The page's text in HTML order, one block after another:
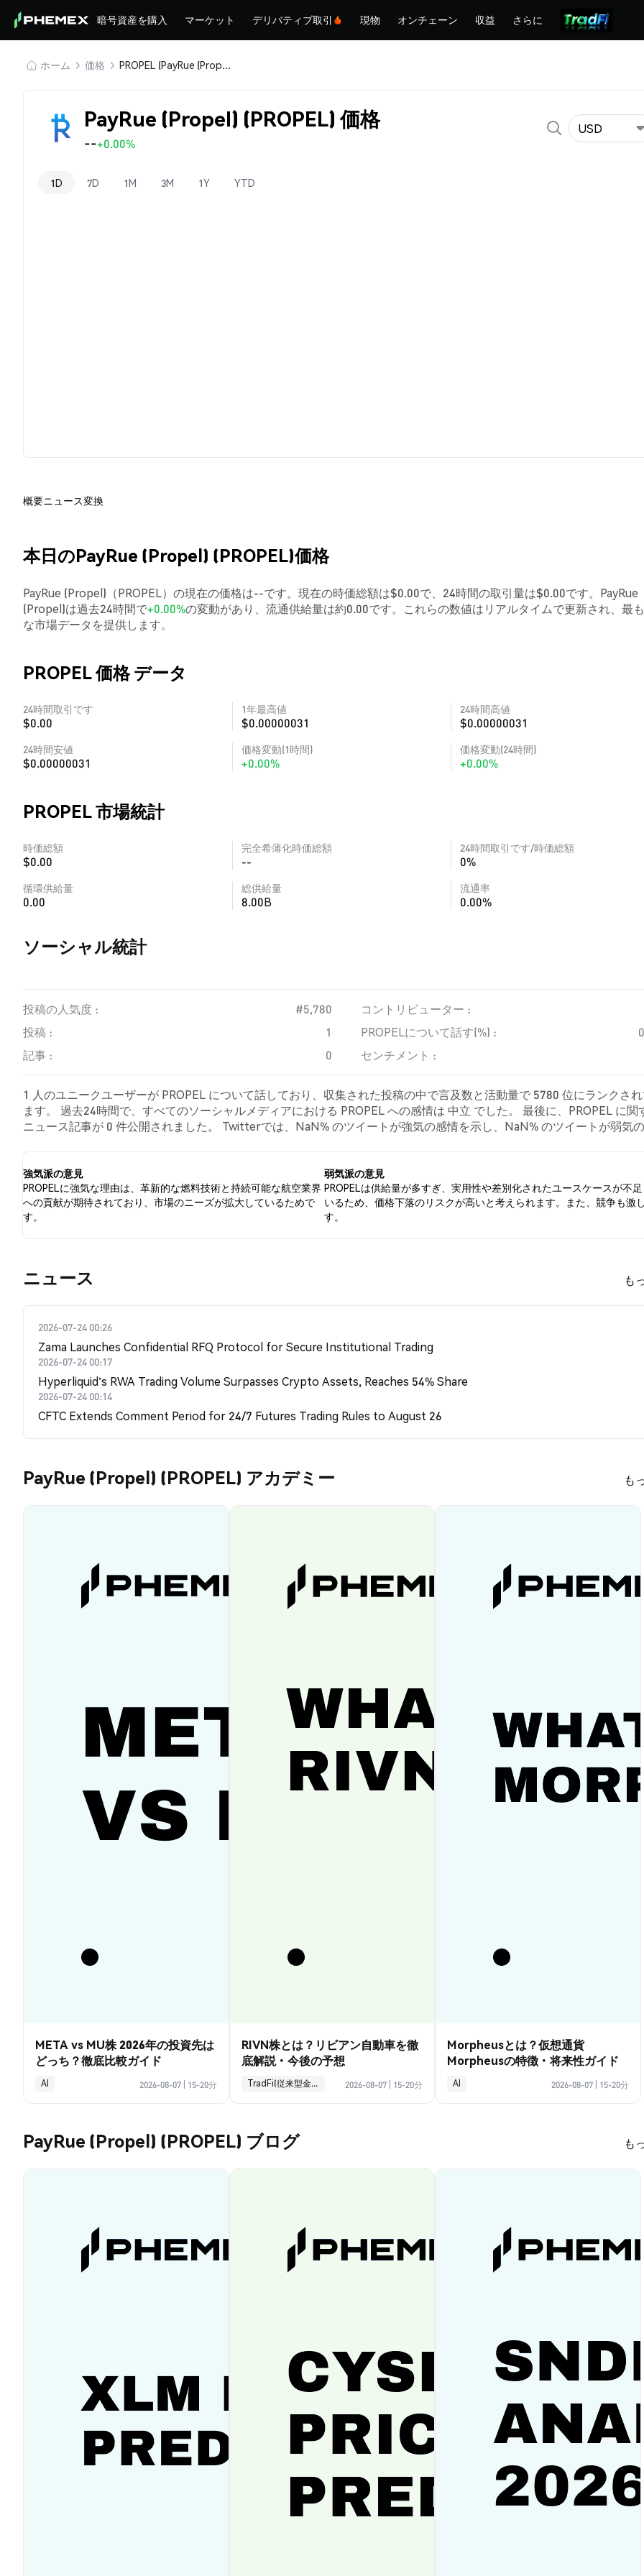
暗号資産を購入 マーケット デリバティブ取引 現物 オンチェーン 収益 さらに
ホーム 価格 PROPEL (PayRue (Propel))
PayRue (Propel) (PROPEL) 価格
--+0.00%
USD
1D 7D 1M 3M 1Y YTD
概要ニュース変換
本日のPayRue (Propel) (PROPEL)価格
PayRue (Propel)（PROPEL）の現在の価格は--です。現在の時価総額は$0.00で、24時間の取引量は$0.00です。PayRue
(Propel)は過去24時間で+0.00%の変動があり、流通供給量は約0.00です。これらの数値はリアルタイムで更新され、最
な市場データを提供します。
PROPEL 価格 データ
24時間取引です
$0.00
1年最高値
$0.00000031
24時間高値
$0.00000031
24時間安値
$0.00000031
価格変動(1時間)
+0.00%
価格変動(24時間)
+0.00%
PROPEL 市場統計
時価総額
$0.00
完全希薄化時価総額
--
24時間取引です/時価総額
0%
循環供給量
0.00
総供給量
8.00B
流通率
0.00%
ソーシャル統計
投稿の人気度 : #5,780
コントリビューター :
投稿 :
1 PROPELについて話す(%) :
記事 :
0 センチメント :
1 人のユニークユーザーが PROPEL について話しており、収集された投稿の中で言及数と活動量で 5780 位にランクさ
ます。 過去24時間で、すべてのソーシャルメディアにおける PROPEL への感情は 中立 でした。 最後に、PROPEL に関
ニュース記事が 0 件公開されました。 Twitterでは、NaN% のツイートが強気の感情を示し、NaN% のツイートが弱気
強気派の意見
PROPELに強気な理由は、革新的な燃料技術と持続可能な航空業界
への貢献が期待されており、市場のニーズが拡大しているためで
す。
弱気派の意見
PROPELは供給量が多すぎ、実用性や差別化されたユースケースが不
いるため、価格下落のリスクが高いと考えられます。また、競争も激
す。
​​ニュース​​ も
2026-07-24 00:26
Zama Launches Confidential RFQ Protocol for Secure Institutional Trading
2026-07-24 00:17
Hyperliquid's RWA Trading Volume Surpasses Crypto Assets, Reaches 54% Share
2026-07-24 00:14
CFTC Extends Comment Period for 24/7 Futures Trading Rules to August 26
PayRue (Propel) (PROPEL) アカデミー も
META vs MU株 2026年の投資先は
どっち？徹底比較ガイド
AI 2026-08-07 15-20分
RIVN株とは？リビアン自動車を徹
底解説・今後の予想
TradFi(従来型金融) 2026-08-07 15-20分
Morpheusとは？仮想通貨
Morpheusの特徴・将来性ガイド
AI 2026-08-07 15-20分
PayRue (Propel) (PROPEL) ブログ も